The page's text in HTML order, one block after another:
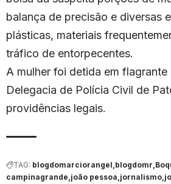
balança de precisão e diversas
plásticas, materiais
tráfico de entorpecentes.
A mulher foi detida em flagrante
Delegacia de Polícia Civil de
providências legais.
TAG: blogdomarciorangel blogdomr
campinagrande joão pessoa jornalismo